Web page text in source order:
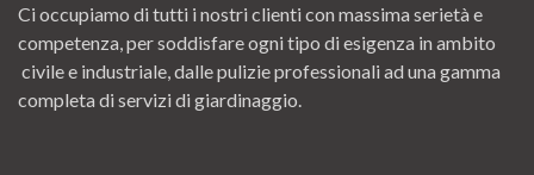
Ci occupiamo di tutti i nostri clienti con massima serietà e
competenza, per soddisfare ogni tipo di esigenza in ambito
civile e industriale, dalle pulizie professionali ad una gamma
completa di servizi di giardinaggio.